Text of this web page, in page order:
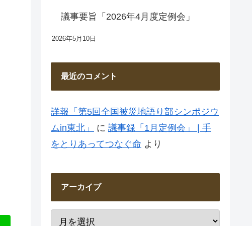
議事要旨「2026年4月度定例会」
2026年5月10日
最近のコメント
詳報「第5回全国被災地語り部シンポジウ
ムin東北」
に 議事録「1月定例会」 | 手
をとりあってつなぐ命 より
アーカイブ